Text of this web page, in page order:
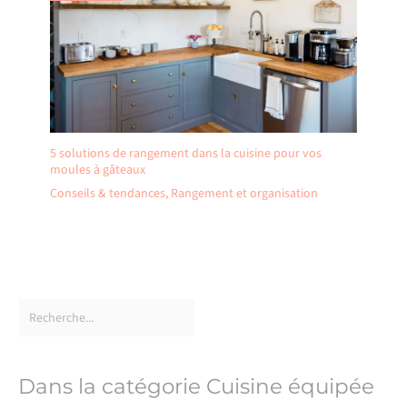
5 solutions de rangement dans la cuisine pour vos
moules à gâteaux
Conseils & tendances, Rangement et organisation
Dans la catégorie Cuisine équipée